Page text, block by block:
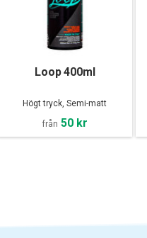
Loop 400ml
Högt tryck, Semi-matt
från 50 kr